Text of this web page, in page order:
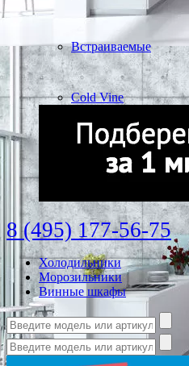
Встраиваемые
Cold Vine
8 (495) 177-56-75
Холодильники
Морозильники
Винные шкафы